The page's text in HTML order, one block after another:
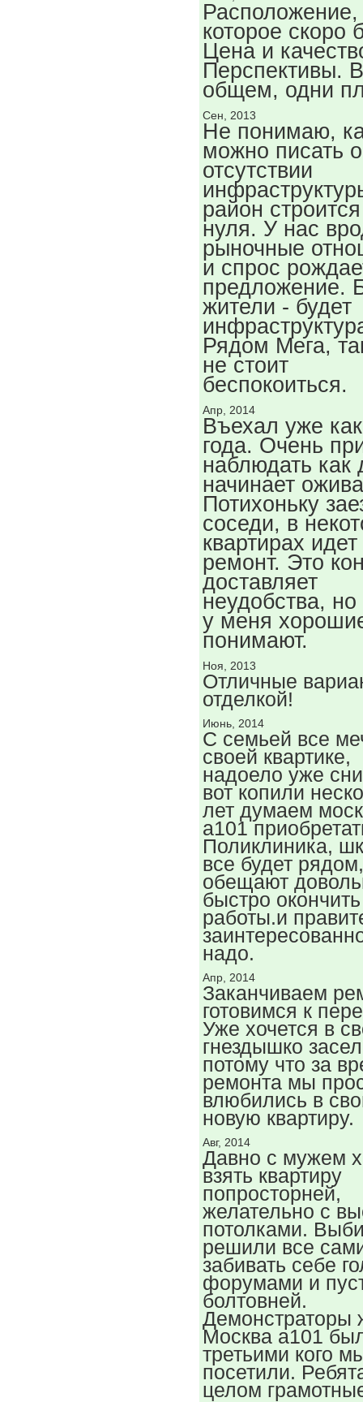
которое скоро
Цена и
Перспективы. В
общем, одни
Сен, 2013
Не понимаю,
можно писать
отсутствии
район
нуля. У нас
рыночные
и спрос
предложение.
жители - будет
Рядом Мега,
не стоит
беспокоиться.
Апр, 2014
Въехал уже
года. Очень
наблюдать как
начинает
Потихоньку
соседи, в
квартирах идет
ремонт. Это
доставляет
неудобства,
у меня
понимают.
Ноя, 2013
Отличные
отделкой!
Июнь, 2014
С семьей все
своей квартике,
надоело уже
вот копили
лет думаем
а101
Поликлиника,
все будет
обещают
быстро
работы.и
надо.
Апр, 2014
Заканчиваем
готовимся к
Уже хочется в
гнездышко
потому что за
ремонта мы
влюбились в
новую квартиру.
Авг, 2014
Давно с мужем
взять квартиру
попросторней,
желательно с
потолками.
решили все
забивать себе
форумами и
болтовней.
Демонстраторы
Москва а101
третьими кого
посетили.
целом